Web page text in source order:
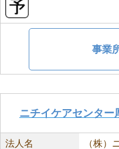
事業
ニチイケアセンタ
法人名 （株）